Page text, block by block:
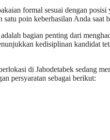
formal sesuai dengan
poin keberhasilan Anda saat
bagian penting dari
kedisiplinan kandidat
di Jabodetabek sedang
persyaratan sebagai berikut: